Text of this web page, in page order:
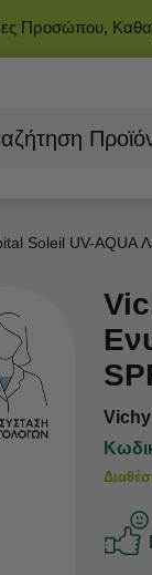
Προσώπου,
Soleil UV-AQUA
Vichy